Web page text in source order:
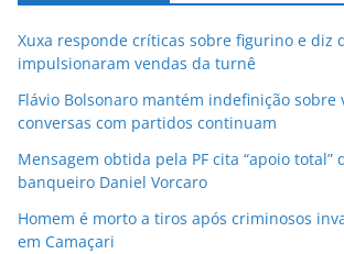
Xuxa responde críticas sobre figurino e diz
impulsionaram vendas da turnê
Flávio Bolsonaro mantém indefinição sobre
conversas com partidos continuam
Mensagem obtida pela PF cita “apoio total”
banqueiro Daniel Vorcaro
Homem é morto a tiros após criminosos
em Camaçari